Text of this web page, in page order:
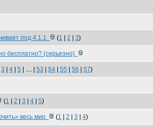
под 4.1.1 (1 2 3)
бесплатно? (серьезно)
3 4 5 | .... | 53 54 55 56 57)
(1 2 3 4 5)
весь мир (1 2 3 4)